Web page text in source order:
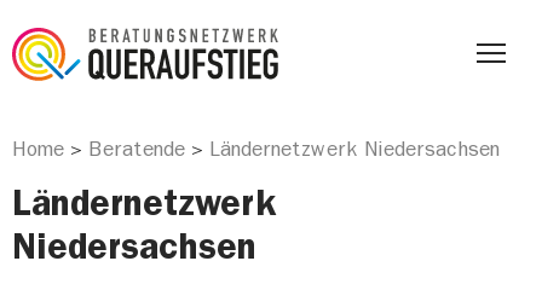
Home > Beratende > Ländernetzwerk Niedersachsen
Ländernetzwerk
Niedersachsen